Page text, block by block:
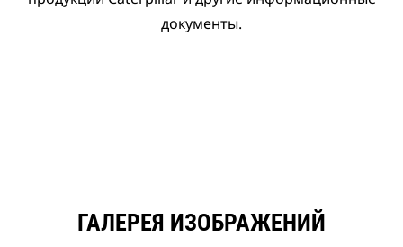
документы.
ГАЛЕРЕЯ ИЗОБРАЖЕНИЙ